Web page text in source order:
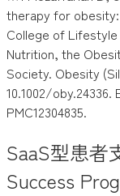
therapy for
College of
Nutrition, the
Society. Obesity
10.1002/oby.24336.
PMC12304835.
SaaS型患者
Success